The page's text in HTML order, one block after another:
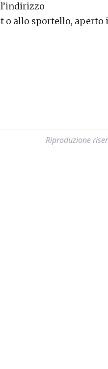
o allo sportello,
Riproduzione